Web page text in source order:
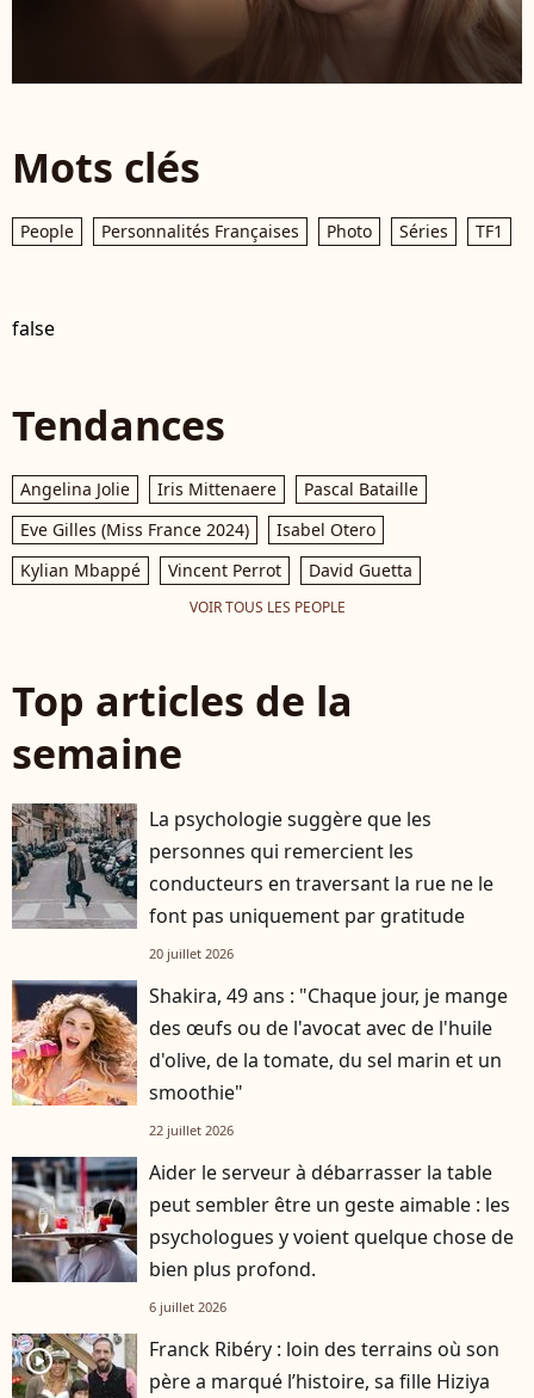
Mots clés
People Personnalités Françaises Photo Séries TF1
false
Tendances
Angelina Jolie Iris Mittenaere
Pascal Bataille
Eve Gilles (Miss France 2024)
Isabel Otero
Kylian Mbappé
Vincent Perrot David Guetta
VOIR TOUS LES PEOPLE
Top articles de la
semaine
La psychologie suggère que les
personnes qui remercient les
conducteurs en traversant la rue ne le
font pas uniquement par gratitude
20 juillet 2026
Shakira, 49 ans : "Chaque jour, je mange
des œufs ou de l'avocat avec de l'huile
d'olive, de la tomate, du sel marin et un
smoothie"
22 juillet 2026
Aider le serveur à débarrasser la table
peut sembler être un geste aimable : les
psychologues y voient quelque chose de
bien plus profond.
6 juillet 2026
player2
Franck Ribéry : loin des terrains où son
père a marqué l’histoire, sa fille Hiziya